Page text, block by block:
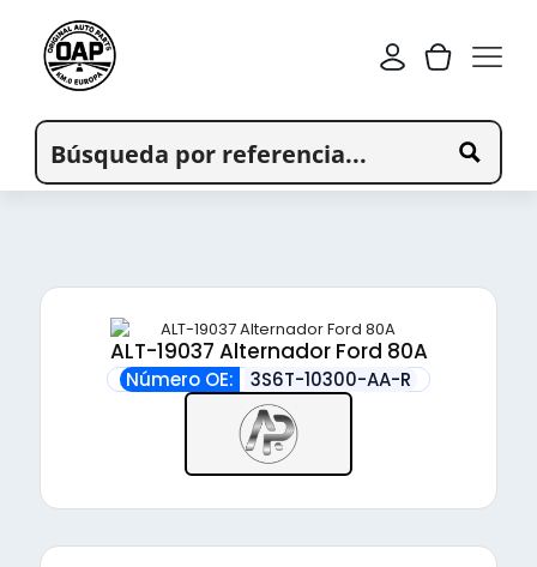
ALT-19037 Alternador Ford 80A
Número OE: 3S6T-10300-AA-R